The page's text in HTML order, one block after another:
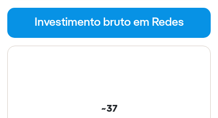
Investimento bruto em Redes
~37